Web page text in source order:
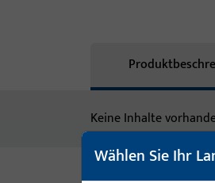
Keine Inhalte
Wählen Sie Ihr